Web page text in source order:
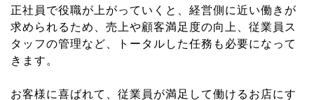
正社員で役職が上がっていくと、経営側に近い働きが
求められるため、売上や顧客満足度の向上、従業員ス
タッフの管理など、トータルした任務も必要になって
きます。
お客様に喜ばれて、従業員が満足して働けるお店にす